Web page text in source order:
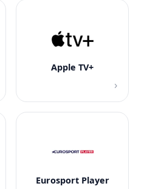
Apple TV+
›
Eurosport Player